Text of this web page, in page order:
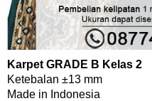
Karpet GRADE B Kelas 2
Ketebalan ±13 mm
Made in Indonesia